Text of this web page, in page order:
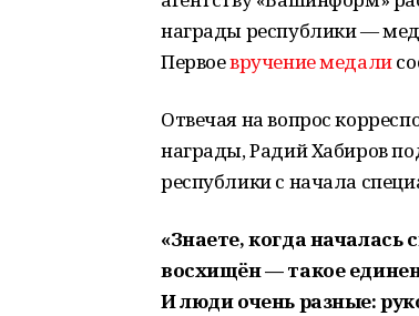
награды республики —
Первоевручение медали
Отвечая на вопрос
награды, Радий Хабиров
республики с начала
«Знаете, когда началась
восхищён — такое
И люди очень разные: